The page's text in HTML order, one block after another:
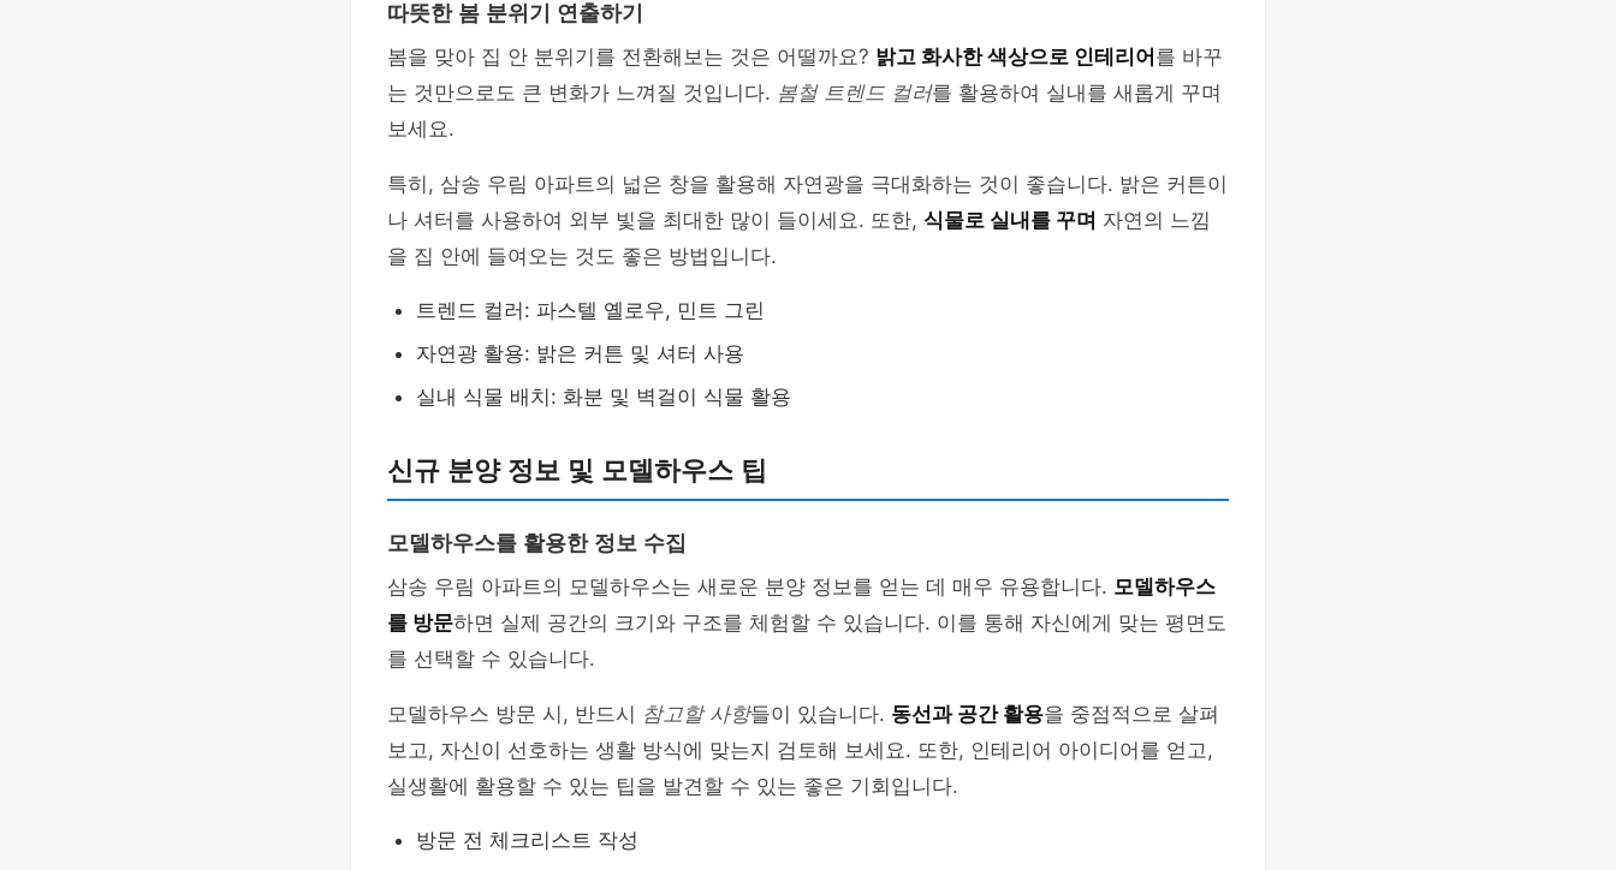
따뜻한 봄 분위기 연출하기
봄을 맞아 집 안 분위기를 전환해보는 것은 어떨까요? 밝고 화사한 색상으로 인테리어 를 바꾸
는 것만으로도 큰 변화가 느껴질 것입니다. 봄철 트렌드 컬러를 활용하여 실내를 새롭게 꾸며
보세요.
특히, 삼송 우림 아파트의 넓은 창을 활용해 자연광을 극대화하는 것이 좋습니다. 밝은 커튼이
나 셔터를 사용하여 외부 빛을 최대한 많이 들이세요. 또한, 식물로 실내를 꾸며 자연의 느낌
을 집 안에 들여오는 것도 좋은 방법입니다.
트렌드 컬러: 파스텔 옐로우, 민트 그린
자연광 활용: 밝은 커튼 및 셔터 사용
실내 식물 배치: 화분 및 벽걸이 식물 활용
신규 분양 정보 및 모델하우스 팁
모델하우스를 활용한 정보 수집
삼송 우림 아파트의 모델하우스는 새로운 분양 정보를 얻는 데 매우 유용합니다. 모델하우스
를 방문하면 실제 공간의 크기와 구조를 체험할 수 있습니다. 이를 통해 자신에게 맞는 평면도
를 선택할 수 있습니다.
모델하우스 방문 시, 반드시 참고할 사항들이 있습니다. 동선과 공간 활용을 중점적으로 살펴
보고, 자신이 선호하는 생활 방식에 맞는지 검토해 보세요. 또한, 인테리어 아이디어를 얻고,
실생활에 활용할 수 있는 팁을 발견할 수 있는 좋은 기회입니다.
방문 전 체크리스트 작성